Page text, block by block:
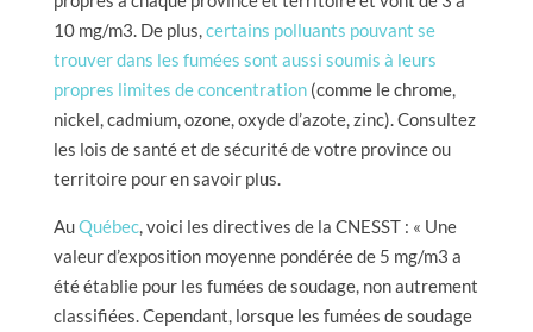
10 mg/m3. De plus,certains polluants pouvant se
trouver dans les fumées sont aussi soumis à leurs
propres limites de concentration(comme le chrome,
nickel, cadmium, ozone, oxyde d’azote, zinc). Consultez
les lois de santé et de sécurité de votre province ou
territoire pour en savoir plus.
AuQuébec, voici les directives de la CNESST : « Une
valeur d’exposition moyenne pondérée de 5 mg/m3 a
été établie pour les fumées de soudage, non autrement
classifiées. Cependant, lorsque les fumées de soudage